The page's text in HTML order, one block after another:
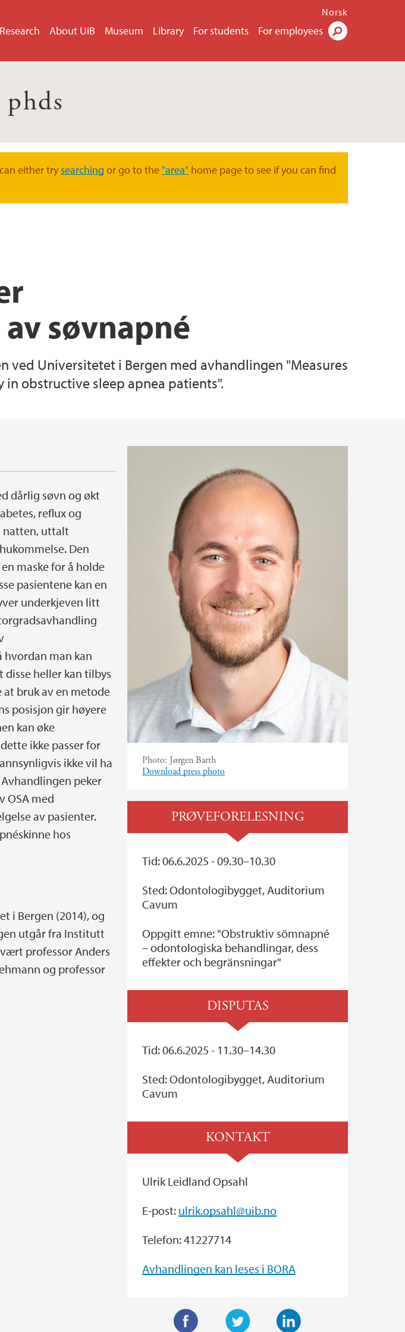
Research About UiB Museum Library For students For employees
Norsk
either trysearching or go to the "area" home page to see if you can find
søvnapné
ved Universitetet i Bergen med avhandlingen "Measures
obstructive sleep apnea patients".
dårlig søvn og økt
reflux og
natten, uttalt
Den
maske for å holde
pasientene kan en
underkjeven litt
hvordan man kan
heller kan tilbys
bruk av en metode
posisjon gir høyere
kan øke
ikke passer for
ikke vil ha
peker
OSA med
av pasienter.
hos
i Bergen (2014), og
utgår fra Institutt
professor Anders
og professor
Photo: Jørgen Barth
Download press photo
PRØVEFORELESNING
Tid: 06.6.2025 - 09.30–10.30
Sted: Odontologibygget, Auditorium
Cavum
Oppgitt emne: "Obstruktiv sömnapné
– odontologiska behandlingar, dess
effekter och begränsningar"
DISPUTAS
Tid: 06.6.2025 - 11.30–14.30
Sted: Odontologibygget, Auditorium
Cavum
KONTAKT
Ulrik Leidland Opsahl
E-post: ulrik.opsahl@uib.no
Telefon: 41227714
Avhandlingen kan leses i BORA